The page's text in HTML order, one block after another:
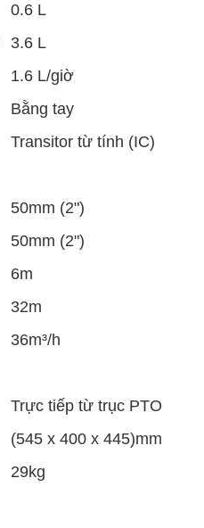
0.6 L
3.6 L
1.6 L/giờ
Bằng tay
Transitor từ tính (IC)
50mm (2")
50mm (2")
6m
32m
36m³/h
Trực tiếp từ trục PTO
(545 x 400 x 445)mm
29kg